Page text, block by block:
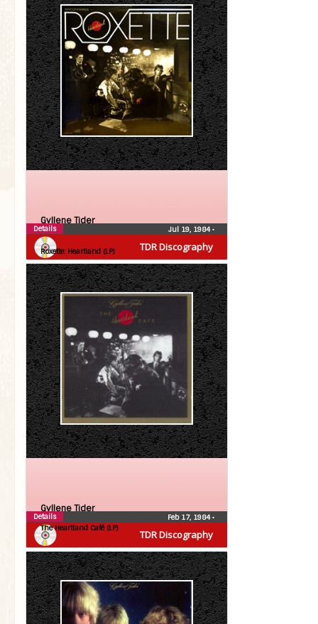
TDR Discography
Gyllene Tider
Roxette
Roxette: Heartland (LP)
Jul 19, 1984•
Details
TDR Discography
Gyllene Tider
The Heartland Café (LP)
Feb 17, 1984•
Details